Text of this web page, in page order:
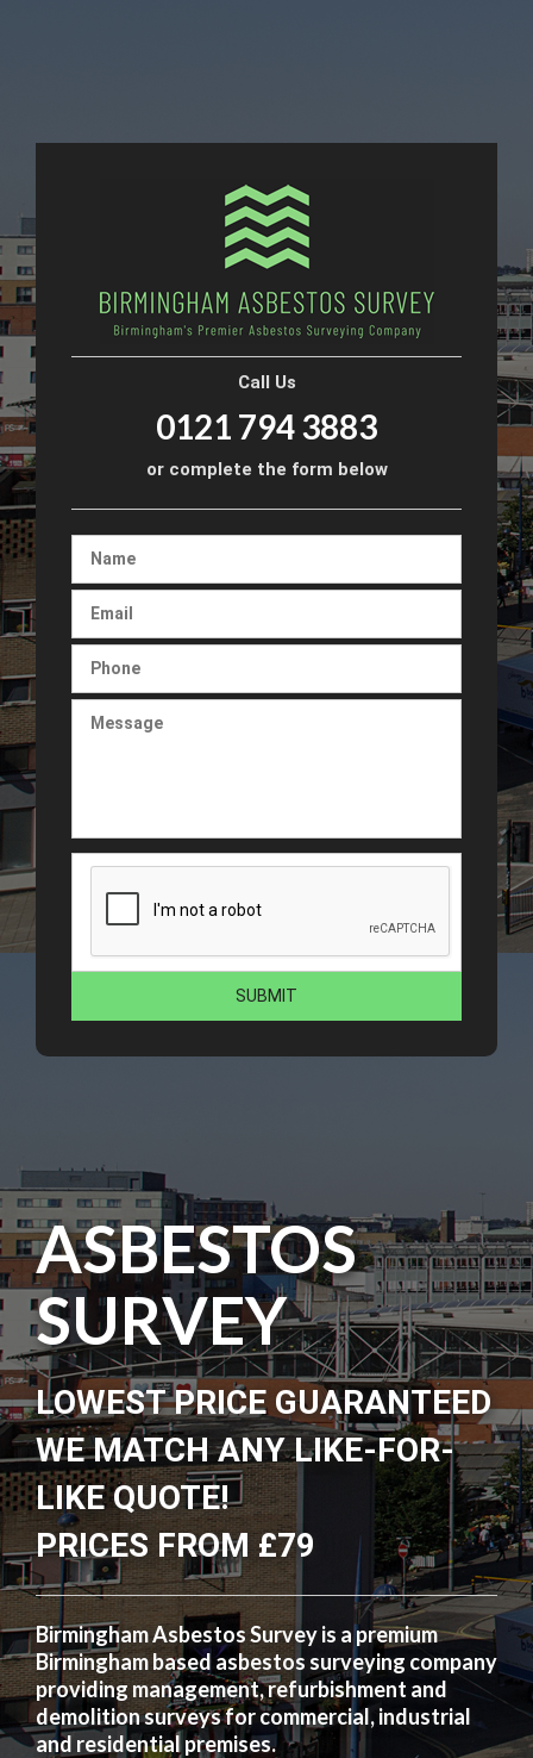
Call Us
0121 794 3883
or complete the form below
ASBESTOS
SURVEY
LOWEST PRICE GUARANTEED
WE MATCH ANY LIKE-FOR-
LIKE QUOTE!
PRICES FROM £79
Birmingham Asbestos Survey is a premium
Birmingham based asbestos surveying company
providing management, refurbishment and
demolition surveys for commercial, industrial
and residential premises.